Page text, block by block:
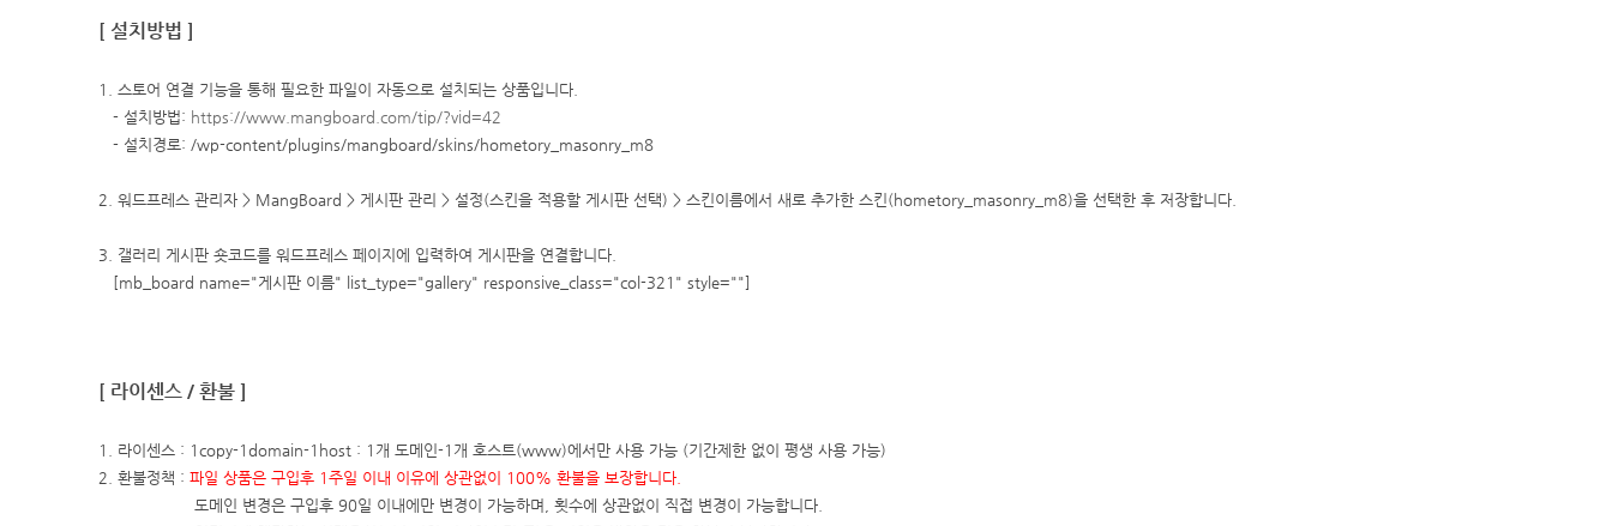
[ 설치방법 ]
1. 스토어 연결 기능을 통해 필요한 파일이 자동으로 설치되는 상품입니다.
- 설치방법: https://www.mangboard.com/tip/?vid=42
- 설치경로: /wp-content/plugins/mangboard/skins/hometory_masonry_m8
2. 워드프레스 관리자 > MangBoard > 게시판 관리 > 설정(스킨을 적용할 게시판 선택) > 스킨이름에서 새로 추가한 스킨(hometory_masonry_m8)을 선택한 후 저장합니다.
3. 갤러리 게시판 숏코드를 워드프레스 페이지에 입력하여 게시판을 연결합니다.
[mb_board name="게시판 이름" list_type="gallery" responsive_class="col-321" style=""]
[ 라이센스 / 환불 ]
1. 라이센스 : 1copy-1domain-1host : 1개 도메인-1개 호스트(www)에서만 사용 가능 (기간제한 없이 평생 사용 가능)
2. 환불정책 : 파일 상품은 구입후 1주일 이내 이유에 상관없이 100% 환불을 보장합니다.
도메인 변경은 구입후 90일 이내에만 변경이 가능하며, 횟수에 상관없이 직접 변경이 가능합니다.